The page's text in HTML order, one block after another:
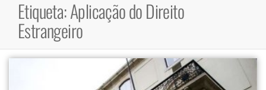
Etiqueta:Aplicação do Direito
Estrangeiro